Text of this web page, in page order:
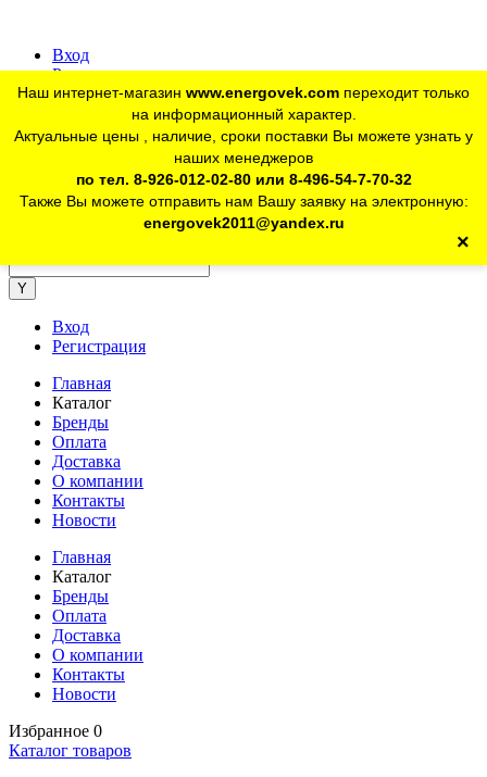
Вход
Регистрация
Для юр. лиц:+7 (926) 012-02-80
telegram Розничный магазин:+7 (925) 902-46-10
Наш интернет-магазин www.energovek.com переходит только
на информационный характер.
Актуальные цены , наличие, сроки поставки Вы можете узнать у
наших менеджеров
по тел. 8-926-012-02-80 или 8-496-54-7-70-32
Также Вы можете отправить нам Вашу заявку на электронную:
energovek2011@yandex.ru
×
Вход
Регистрация
Главная
Каталог
Бренды
Оплата
Доставка
О компании
Контакты
Новости
Главная
Каталог
Бренды
Оплата
Доставка
О компании
Контакты
Новости
Избранное 0
Каталог товаров